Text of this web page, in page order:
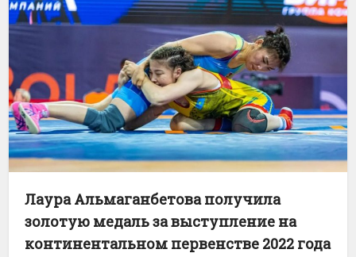
Лаура Альмаганбетова получила
золотую медаль за выступление на
континентальном первенстве 2022 года